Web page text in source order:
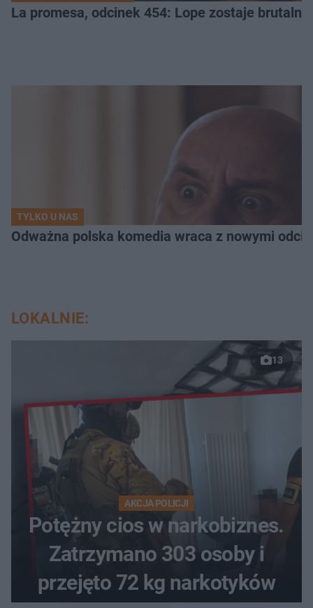
La promesa, odcinek 454: Lope zostaje
TYLKO U NAS
Odważna polska komedia wraca z nowymi
LOKALNIE:
13
AKCJA POLICJI
Potężny cios w narkobiznes.
Zatrzymano 303 osoby i
przejęto 72 kg narkotyków